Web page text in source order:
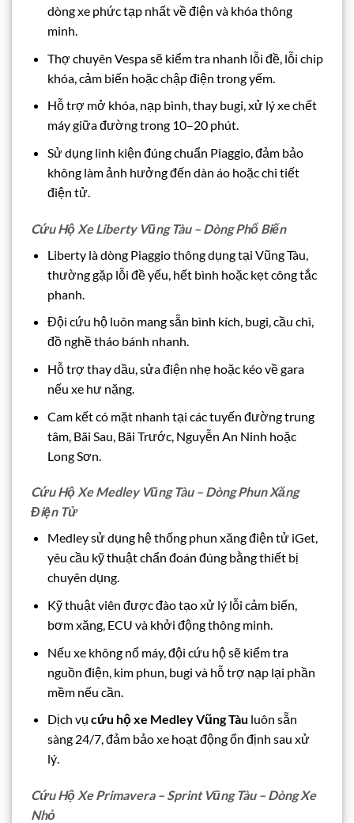
dòng xe phức tạp nhất về điện và khóa thông
minh.
Thợ chuyên Vespa sẽ kiểm tra nhanh lỗi đề, lỗi chip
khóa, cảm biến hoặc chập điện trong yếm.
Hỗ trợ mở khóa, nạp bình, thay bugi, xử lý xe chết
máy giữa đường trong 10–20 phút.
Sử dụng linh kiện đúng chuẩn Piaggio, đảm bảo
không làm ảnh hưởng đến dàn áo hoặc chi tiết
điện tử.
Cứu Hộ Xe Liberty Vũng Tàu – Dòng Phổ Biến
Liberty là dòng Piaggio thông dụng tại Vũng Tàu,
thường gặp lỗi đề yếu, hết bình hoặc kẹt công tắc
phanh.
Đội cứu hộ luôn mang sẵn bình kích, bugi, cầu chì,
đồ nghề tháo bánh nhanh.
Hỗ trợ thay dầu, sửa điện nhẹ hoặc kéo về gara
nếu xe hư nặng.
Cam kết có mặt nhanh tại các tuyến đường trung
tâm, Bãi Sau, Bãi Trước, Nguyễn An Ninh hoặc
Long Sơn.
Cứu Hộ Xe Medley Vũng Tàu – Dòng Phun Xăng
Điện Tử
Medley sử dụng hệ thống phun xăng điện tử iGet,
yêu cầu kỹ thuật chẩn đoán đúng bằng thiết bị
chuyên dụng.
Kỹ thuật viên được đào tạo xử lý lỗi cảm biến,
bơm xăng, ECU và khởi động thông minh.
Nếu xe không nổ máy, đội cứu hộ sẽ kiểm tra
nguồn điện, kim phun, bugi và hỗ trợ nạp lại phần
mềm nếu cần.
Dịch vụ cứu hộ xe Medley Vũng Tàu luôn sẵn
sàng 24/7, đảm bảo xe hoạt động ổn định sau xử
lý.
Cứu Hộ Xe Primavera – Sprint Vũng Tàu – Dòng Xe
Nhỏ